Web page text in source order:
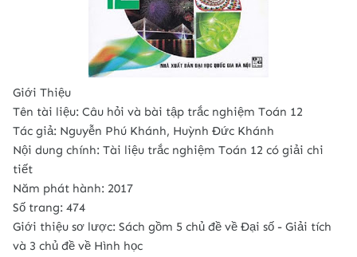
Giới Thiệu
Tên tài liệu: Câu hỏi và bài tập trắc nghiệm Toán 12
Tác giả: Nguyễn Phú Khánh, Huỳnh Đức Khánh
Nội dung chính: Tài liệu trắc nghiệm Toán 12 có giải chi
tiết
Năm phát hành: 2017
Số trang: 474
Giới thiệu sơ lược: Sách gồm 5 chủ đề về Đại số - Giải tích
và 3 chủ đề về Hình học